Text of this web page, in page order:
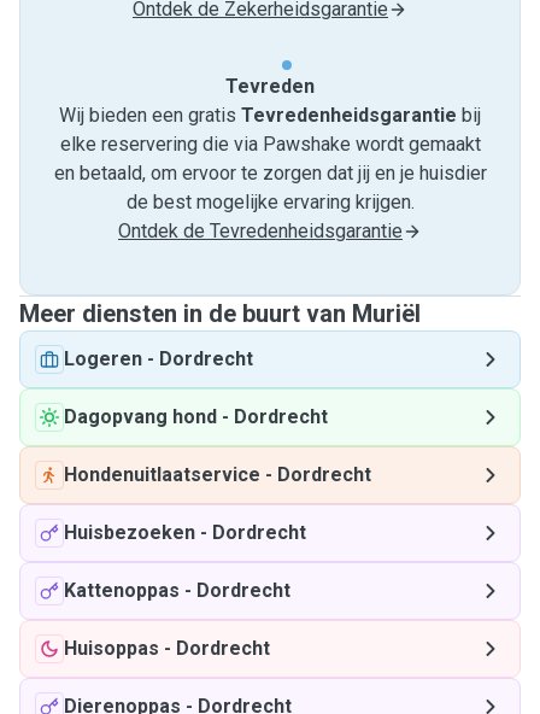
Ontdek de Zekerheidsgarantie
Tevreden
Wij bieden een gratis Tevredenheids­garantie bij
elke reservering die via Pawshake wordt gemaakt
en betaald, om ervoor te zorgen dat jij en je huisdier
de best mogelijke ervaring krijgen.
Ontdek de Tevredenheidsgarantie
Meer diensten in de buurt van Muriël
Logeren - Dordrecht
Dagopvang hond - Dordrecht
Hondenuitlaatservice - Dordrecht
Huisbezoeken - Dordrecht
Kattenoppas - Dordrecht
Huisoppas - Dordrecht
Dierenoppas - Dordrecht